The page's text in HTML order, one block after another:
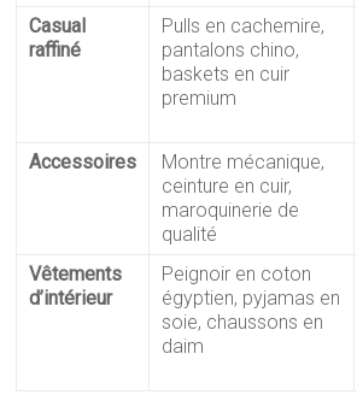
Casual
raffiné
Pulls en cachemire,
pantalons chino,
baskets en cuir
premium
Accessoires
Montre mécanique,
ceinture en cuir,
maroquinerie de
qualité
Vêtements
d’intérieur
Peignoir en coton
égyptien, pyjamas en
soie, chaussons en
daim